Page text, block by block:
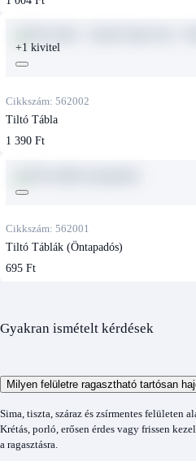
+1 kivitel
Cikkszám: 562002
Tiltó Tábla
1 390 Ft
Cikkszám: 562001
Tiltó Táblák (öntapadós)
695 Ft
Gyakran ismételt kérdések
Milyen felületre ragasztható tartósan
Sima, tiszta, száraz és zsírmentes felületen
Krétás, porló, erősen érdes vagy frissen
a ragasztásra.